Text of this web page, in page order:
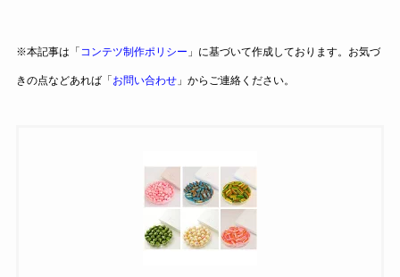
※本記事は「 コンテツ制作ポリシー 」に基づいて作成しております。お気づ
きの点などあれば「 お問い合わせ」からご連絡ください。